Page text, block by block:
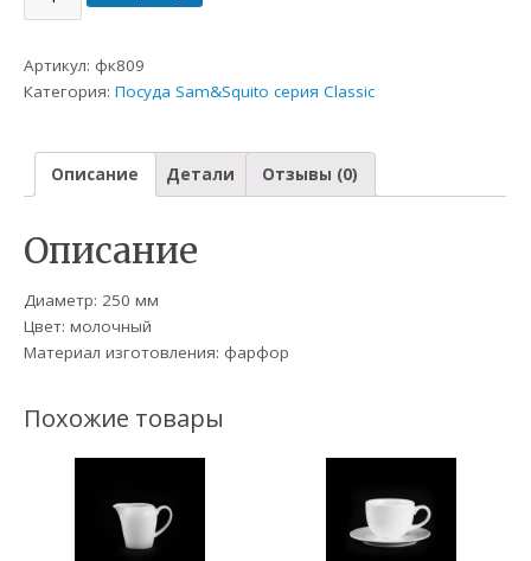
Артикул: фк809
Категория:Посуда Sam&Squito серия Classic
Описание Детали Отзывы (0)
Описание
Диаметр: 250 мм
Цвет: молочный
Материал изготовления: фарфор
Похожие товары